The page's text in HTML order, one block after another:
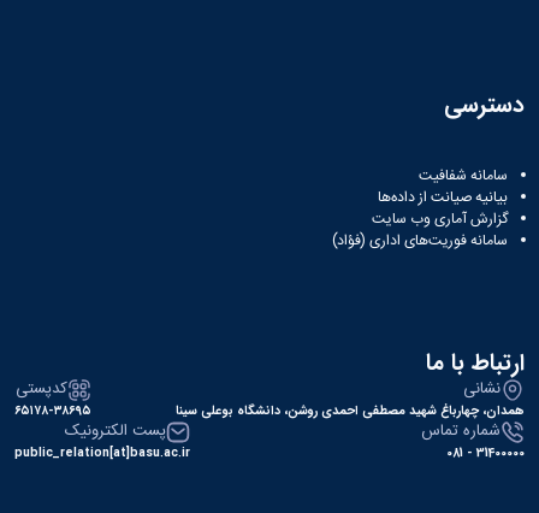
فناوری
فرهنگی
پلیس
فهرست
نشریات
دسترسی
سامانه شفافیت
بیانیه صیانت از داده‌ها
گزارش آماری وب‌ سایت
سامانه فوریت‌های اداری (فؤاد)
ارتباط با ما
نشانی
همدان، چهارباغ شهید مصطفی احمدی روشن، دانشگاه بوعلی سینا
کدپستی
۶۵۱۷۸-۳۸۶۹۵
شماره تماس
31400000 - 081
پست الکترونیک
public_relation[at]basu.ac.ir